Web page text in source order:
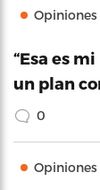
Opiniones
“Esa es
un plan
0
Opiniones